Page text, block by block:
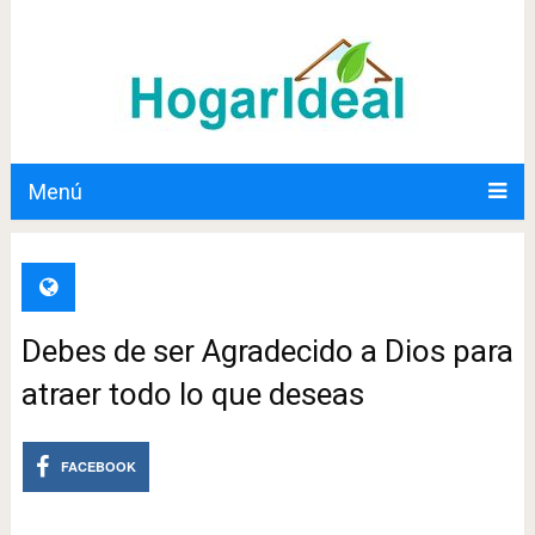
Menú
Debes de ser Agradecido a Dios para
atraer todo lo que deseas
FACEBOOK